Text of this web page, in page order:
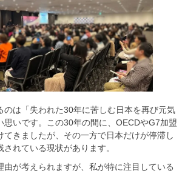
のは「失われた30年に苦しむ日本を再び元気
思いです。この30年の間に、OECDやG7加盟
てきましたが、その一方で日本だけが停滞し
れている現状があります。​
由が考えられますが、私が特に注目している